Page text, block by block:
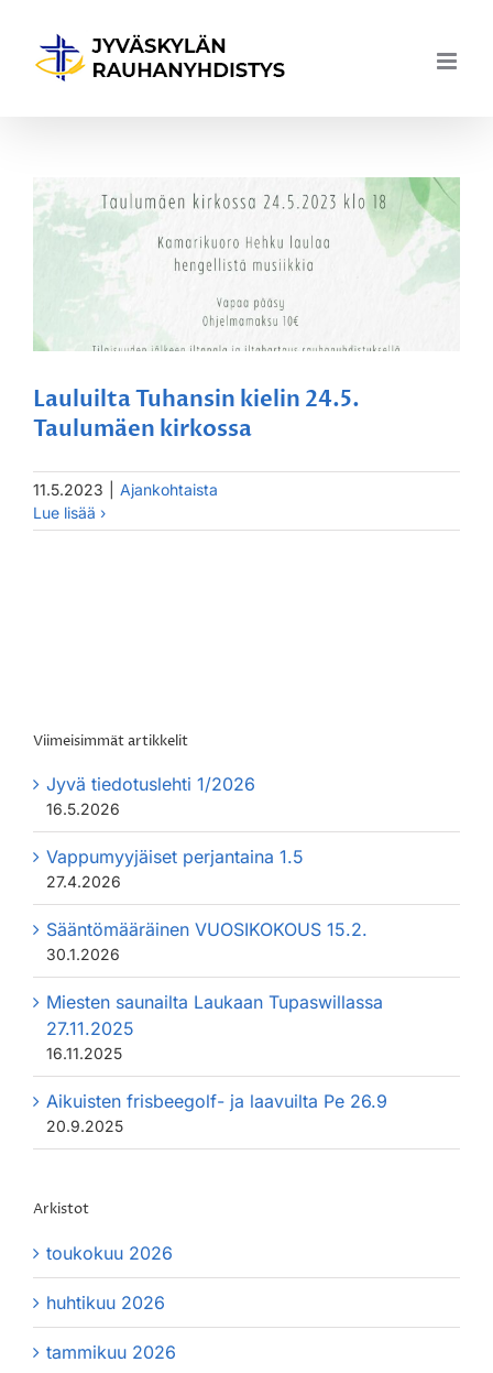
content
Lauluilta Tuhansin kielin 24.5.
Taulumäen kirkossa
11.5.2023 Ajankohtaista
Viimeisimmät artikkelit
Jyvä tiedotuslehti 1/2026
16.5.2026
Vappumyyjäiset perjantaina 1.5
27.4.2026
Sääntömääräinen VUOSIKOKOUS 15.2.
30.1.2026
Miesten saunailta Laukaan Tupaswillassa
27.11.2025
16.11.2025
Aikuisten frisbeegolf- ja laavuilta Pe 26.9
20.9.2025
Arkistot
toukokuu 2026
huhtikuu 2026
tammikuu 2026